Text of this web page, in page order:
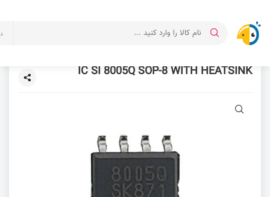
IC SI 8005Q SOP-8 WITH HEATSINK